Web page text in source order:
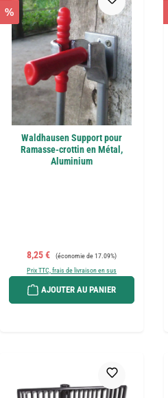
%
Waldhausen Support pour
Ramasse-crottin en Métal,
Aluminium
Prix de vente :
8,25 € Prix régulier :
(économie de 17.09%)
Prix TTC, frais de livraison en sus
AJOUTER AU PANIER